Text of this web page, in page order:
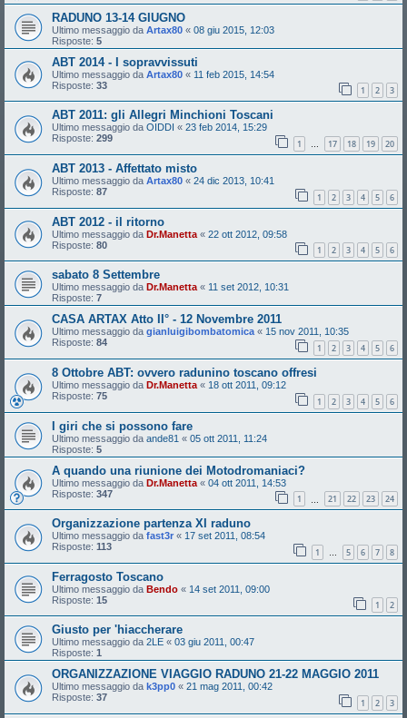
RADUNO 13-14 GIUGNO
Ultimo messaggio da Artax80 « 08 giu 2015, 12:03
Risposte: 5
ABT 2014 - I sopravvissuti
Ultimo messaggio da Artax80 « 11 feb 2015, 14:54
Risposte: 33 1 2 3
ABT 2011: gli Allegri Minchioni Toscani
Ultimo messaggio da OIDDI « 23 feb 2014, 15:29
Risposte: 299 1 … 17 18 19 20
ABT 2013 - Affettato misto
Ultimo messaggio da Artax80 « 24 dic 2013, 10:41
Risposte: 87 1 2 3 4 5 6
ABT 2012 - il ritorno
Ultimo messaggio da Dr.Manetta « 22 ott 2012, 09:58
Risposte: 80 1 2 3 4 5 6
sabato 8 Settembre
Ultimo messaggio da Dr.Manetta « 11 set 2012, 10:31
Risposte: 7
CASA ARTAX Atto II° - 12 Novembre 2011
Ultimo messaggio da gianluigibombatomica « 15 nov 2011, 10:35
Risposte: 84 1 2 3 4 5 6
8 Ottobre ABT: ovvero radunino toscano offresi
Ultimo messaggio da Dr.Manetta « 18 ott 2011, 09:12
Risposte: 75 1 2 3 4 5 6
I giri che si possono fare
Ultimo messaggio da ande81 « 05 ott 2011, 11:24
Risposte: 5
A quando una riunione dei Motodromaniaci?
Ultimo messaggio da Dr.Manetta « 04 ott 2011, 14:53
Risposte: 347 1 21 22 23 24
Organizzazione partenza XI raduno
Ultimo messaggio da fast3r « 17 set 2011, 08:54
Risposte: 113 1 … 5 6 7 8
Ferragosto Toscano
Ultimo messaggio da Bendo « 14 set 2011, 09:00
Risposte: 15 1 2
Giusto per 'hiaccherare
Ultimo messaggio da 2LE « 03 giu 2011, 00:47
Risposte: 1
ORGANIZZAZIONE VIAGGIO RADUNO 21-22 MAGGIO 2011
Ultimo messaggio da k3pp0 « 21 mag 2011, 00:42
Risposte: 37 1 2 3